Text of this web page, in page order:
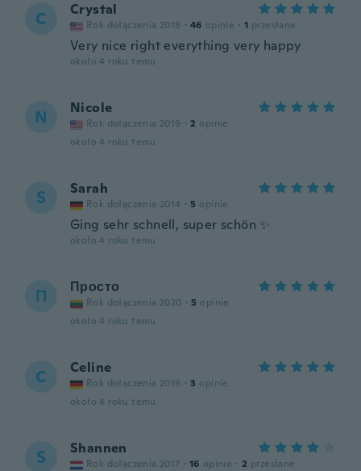
C Crystal
Rok dołączenia 2018 · 46 opinie · 1 przesłane
Very nice right everything very happy
około 4 roku temu
N Nicole
Rok dołączenia 2019 · 2 opinie
około 4 roku temu
S Sarah
Rok dołączenia 2014 · 5 opinie
Ging sehr schnell, super schön ✨
około 4 roku temu
П Просто
Rok dołączenia 2020 · 5 opinie
około 4 roku temu
C Celine
Rok dołączenia 2019 · 3 opinie
około 4 roku temu
S Shannen
Rok dołączenia 2017 · 16 opinie · 2 przesłane